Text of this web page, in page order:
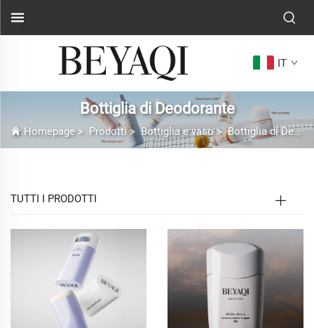
IT
Bottiglia di Deodorante
Homepage> Prodotti>Bottiglia e vaso>Bottiglia di Deodorante
TUTTI I PRODOTTI